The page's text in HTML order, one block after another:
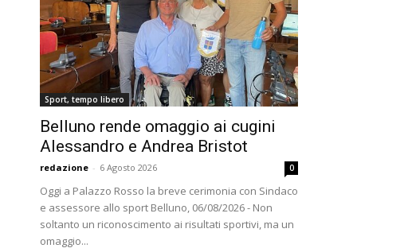
Sport, tempo libero
Belluno rende omaggio ai cugini
Alessandro e Andrea Bristot
redazione - 6 Agosto 2026 0
Oggi a Palazzo Rosso la breve cerimonia con Sindaco
e assessore allo sport Belluno, 06/08/2026 - Non
soltanto un riconoscimento ai risultati sportivi, ma un
omaggio...